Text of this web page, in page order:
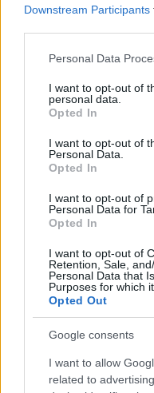
Downstream Participants
Please note that this
not limited to your visit
grant or deny consent to
use your data for below
consent section.
Personal Data
I want to opt-out of
personal data.
Opted In
I want to opt-out of
Personal Data.
Opted In
I want to opt-out of
Personal Data for
Opted In
I want to opt-out of
Retention, Sale,
Personal Data that
Purposes for which
Opted Out
Google consents
I want to allow
related to
Házasodna a gazda
„Ha jól csinálod,
Házasodna a gazda
Viktor gazda
Hortenziának és
kecskét a Házasodna a